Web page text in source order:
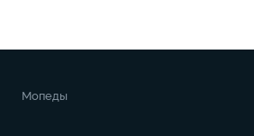
Мопеды